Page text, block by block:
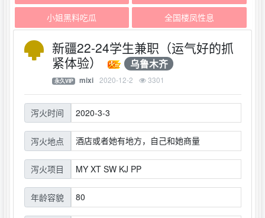
小姐黑料吃瓜 全国楼凤性息
新疆22-24学生兼职（运气好的抓
紧体验）
乌鲁木齐
永久VIP mixi 2020-12-2 3301
泻火时间 2020-3-3
泻火地点 酒店或者她有地方，自己和她商量
泻火项目 MY XT SW KJ PP
年龄容貌 80